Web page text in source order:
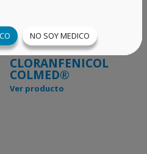
CLORANFENICOL
COLMED®
Ver producto
NO SOY MEDICO